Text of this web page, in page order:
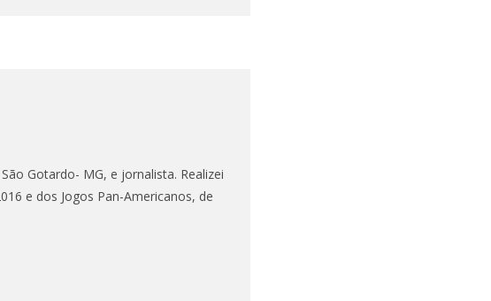
Gotardo- MG, e jornalista. Realizei
e dos Jogos Pan-Americanos, de